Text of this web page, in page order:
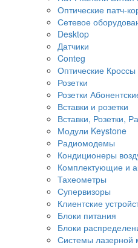
Оптические патч-
Сетевое
Desktop
Датчики
Conteg
Оптические Кроссы
Розетки
Розетки
Вставки и розетки
Вставки, Розетки,
Модули Keystone
Радиомодемы
Кондиционеры
Комплектующие и
Тахеометры
Супервизоры
Клиентские
Блоки питания
Блоки
Системы лазерной